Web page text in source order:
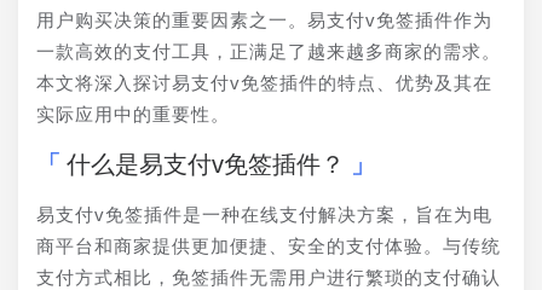
用户购买决策的重要因素之一。易支付v免签插件作为
一款高效的支付工具，正满足了越来越多商家的需求。
本文将深入探讨易支付v免签插件的特点、优势及其在
实际应用中的重要性。
什么是易支付v免签插件？
易支付v免签插件是一种在线支付解决方案，旨在为电
商平台和商家提供更加便捷、安全的支付体验。与传统
支付方式相比，免签插件无需用户进行繁琐的支付确认